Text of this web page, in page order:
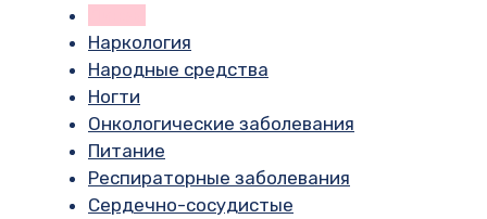
Наркология
Народные средства
Ногти
Онкологические заболевания
Питание
Респираторные заболевания
Сердечно-сосудистые